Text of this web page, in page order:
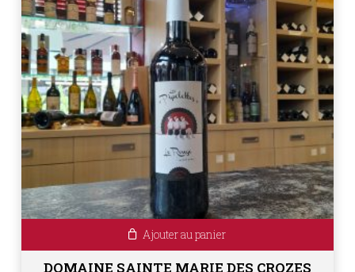
Ajouter au panier
DOMAINE SAINTE MARIE DES CROZES